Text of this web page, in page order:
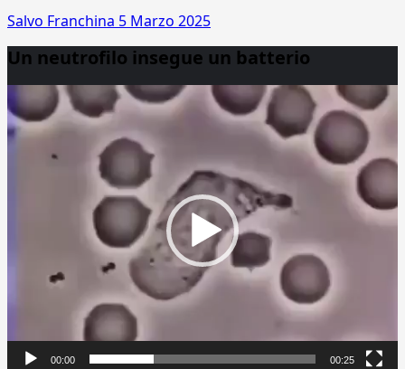
Salvo Franchina 5 Marzo 2025
Un neutrofilo insegue un batterio
Player
00:00 00:25